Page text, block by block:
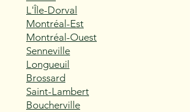
L'Île-Dorval
Montréal-Est
Montréal-Ouest
Senneville
Longueuil
Brossard
Saint-Lambert
Boucherville